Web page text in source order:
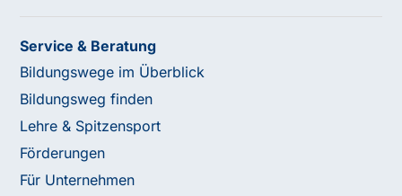
Service & Beratung
Bildungswege im Überblick
Bildungsweg finden
Lehre & Spitzensport
Förderungen
Für Unternehmen